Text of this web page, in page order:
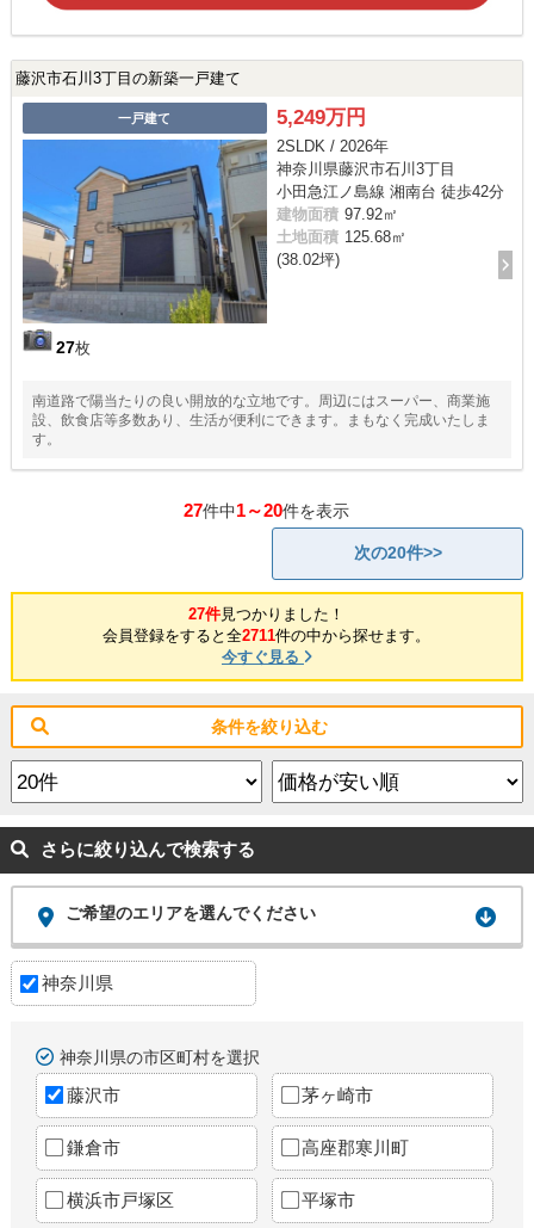
藤沢市石川3丁目の新築一戸建て
一戸建て
27枚
5,249万円
2SLDK / 2026年
神奈川県藤沢市石川3丁目
小田急江ノ島線 湘南台 徒歩42分
建物面積 97.92㎡
土地面積 125.68㎡
(38.02坪)
南道路で陽当たりの良い開放的な立地です。周辺にはスーパー、商業施
設、飲食店等多数あり、生活が便利にできます。まもなく完成いたしま
す。
27件中1～20件を表示
次の20件>>
27件見つかりました！
会員登録をすると全2711件の中から探せます。
今すぐ見る
条件を絞り込む
さらに絞り込んで検索する
ご希望のエリアを選んでください
神奈川県
神奈川県の市区町村を選択
藤沢市 茅ヶ崎市
鎌倉市 高座郡寒川町
横浜市戸塚区 平塚市